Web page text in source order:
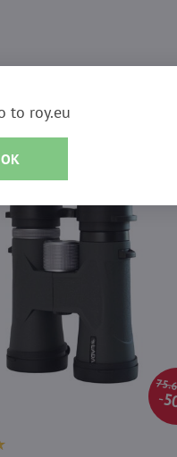
to roy.eu
OK